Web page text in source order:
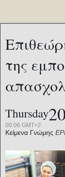
της
Thursday
00:06 GMT+2
Κείμενα Γνώμης